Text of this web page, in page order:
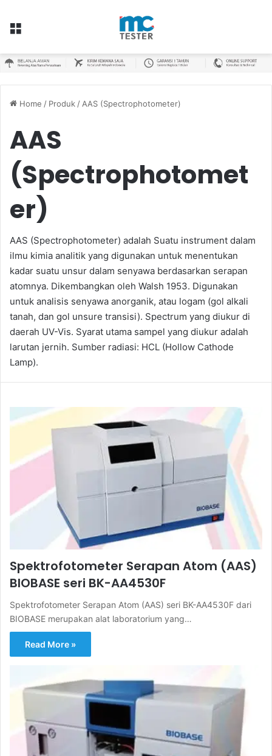
Menu
Home / Produk / AAS (Spectrophotometer)
AAS
(Spectrophotomet
er)
AAS (Spectrophotometer) adalah Suatu instrument dalam
ilmu kimia analitik yang digunakan untuk menentukan
kadar suatu unsur dalam senyawa berdasarkan serapan
atomnya. Dikembangkan oleh Walsh 1953. Digunakan
untuk analisis senyawa anorganik, atau logam (gol alkali
tanah, dan gol unsure transisi). Spectrum yang diukur di
daerah UV-Vis. Syarat utama sampel yang diukur adalah
larutan jernih. Sumber radiasi: HCL (Hollow Cathode
Lamp).
Spektrofotometer Serapan Atom (AAS)
BIOBASE seri BK-AA4530F
Spektrofotometer Serapan Atom (AAS) seri BK-AA4530F dari
BIOBASE merupakan alat laboratorium yang…
Read More »